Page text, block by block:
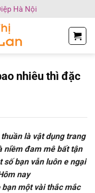
Hà Nội
nhiêu thì đặc
là vật dụng trang
niềm đam mê bất tận
số bạn vẫn luôn e ngại
nay
một vài thắc mắc